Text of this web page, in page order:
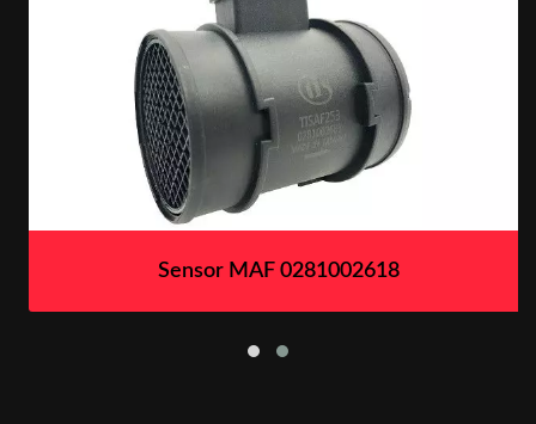
Sensor MAF 0281002618